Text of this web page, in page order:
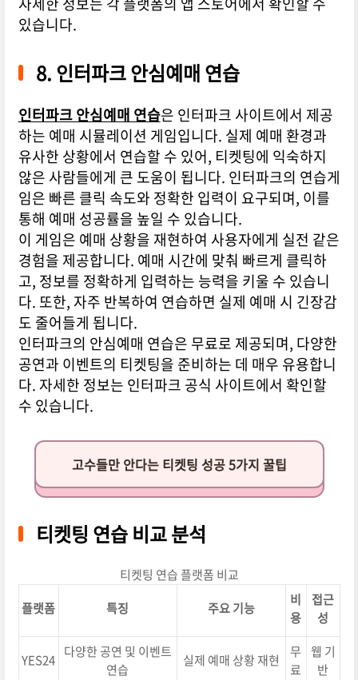
있습니다.
8. 인터파크 안심예매 연습
인터파크 안심예매 연습은 인터파크 사이트에서 제공
하는 예매 시뮬레이션 게임입니다. 실제 예매 환경과
유사한 상황에서 연습할 수 있어, 티켓팅에 익숙하지
않은 사람들에게 큰 도움이 됩니다. 인터파크의 연습게
임은 빠른 클릭 속도와 정확한 입력이 요구되며, 이를
통해 예매 성공률을 높일 수 있습니다.
이 게임은 예매 상황을 재현하여 사용자에게 실전 같은
경험을 제공합니다. 예매 시간에 맞춰 빠르게 클릭하
고, 정보를 정확하게 입력하는 능력을 키울 수 있습니
다. 또한, 자주 반복하여 연습하면 실제 예매 시 긴장감
도 줄어들게 됩니다.
인터파크의 안심예매 연습은 무료로 제공되며, 다양한
공연과 이벤트의 티켓팅을 준비하는 데 매우 유용합니
다. 자세한 정보는 인터파크 공식 사이트에서 확인할
수 있습니다.
고수들만 안다는 티켓팅 성공 5가지 꿀팁
티켓팅 연습 비교 분석
티켓팅 연습 플랫폼 비교
플랫폼
특징 주요 기능
비
용
접근
성
YES24 다양한 공연 및 이벤트
연습
실제 예매 상황 재현
무
료
웹 기
반